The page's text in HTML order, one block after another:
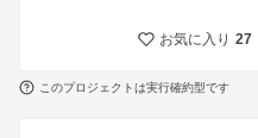
お気に入り 27
このプロジェクトは実行確約型です